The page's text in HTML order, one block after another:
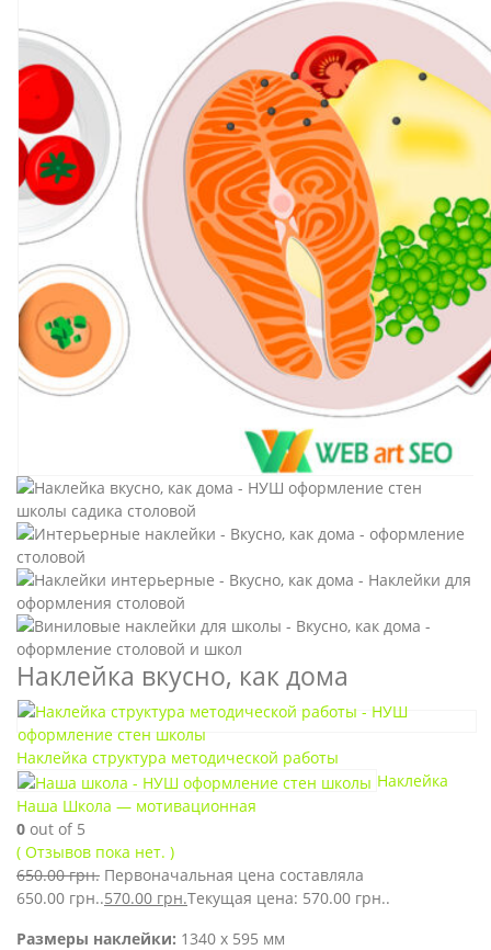
Наклейка вкусно, как дома
Наклейка структура методической работы
Наклейка
Наша Школа — мотивационная
0 out of 5
( Отзывов пока нет. )
650.00грн. Первоначальная цена составляла
650.00 грн..570.00 грн.Текущая цена: 570.00 грн..
Размеры наклейки: 1340 х 595 мм